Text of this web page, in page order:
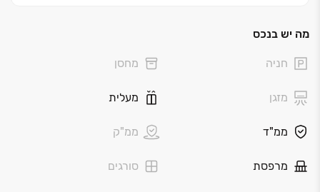
מה יש בנכס
חניה מחסן
מזגן מעלית
ממ"ד ממ"ק
מרפסת סורגים